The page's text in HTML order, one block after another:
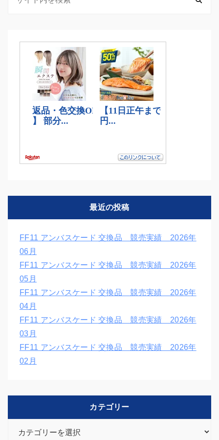
最近の投稿
FF11 アンバスケード 交換品 競売実績 2026年
06月
FF11 アンバスケード 交換品 競売実績 2026年
05月
FF11 アンバスケード 交換品 競売実績 2026年
04月
FF11 アンバスケード 交換品 競売実績 2026年
03月
FF11 アンバスケード 交換品 競売実績 2026年
02月
カテゴリー